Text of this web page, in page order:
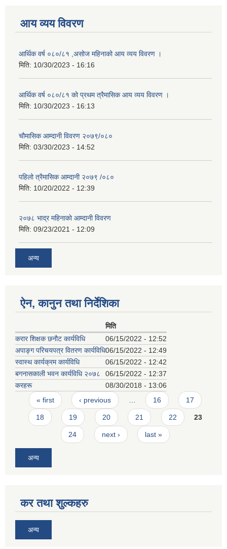
आय व्यय विवरण
आर्थिक वर्ष ०८०/८१ ,असोज महिनाको आय व्यय विवरण ।
मिति: 10/30/2023 - 16:16
आर्थिक वर्ष ०८०/८१ को प्रथम त्रैमासिक आय व्यय विवरण ।
मिति: 10/30/2023 - 16:13
चौमासिक आम्दानी विवरण २०७९/०८०
मिति: 03/30/2023 - 14:52
पहिलो त्रैमासिक आम्दानी २०७९ /०८०
मिति: 10/20/2022 - 12:39
२०७८ भाद्र महिनाकाे आम्दानी विवरण
मिति: 09/23/2021 - 12:09
अन्य
ऐन, कानुन तथा निर्देशिका
मिति
करार शिक्षक छनाैट कार्यविधि
06/15/2022 - 12:52
अपाङ्ग परिचयपत्र वितरण कार्यविधि06/15/2022 - 12:49
स्वास्थ कार्यक्रम कार्यविधि
06/15/2022 - 12:42
बगनासकाली भवन कार्यविधि २०७८
06/15/2022 - 12:37
करहरू
08/30/2018 - 13:06
Pages
« first ‹ previous 16 17
18 19 20 21 22 23
24 next › last »
अन्य
कर तथा शुल्कहरु
अन्य